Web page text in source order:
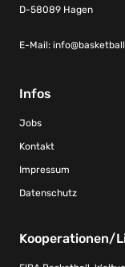
D-58089 Hagen
E-Mail:
Infos
Jobs
Kontakt
Impressum
Datenschutz
Kooperationen/